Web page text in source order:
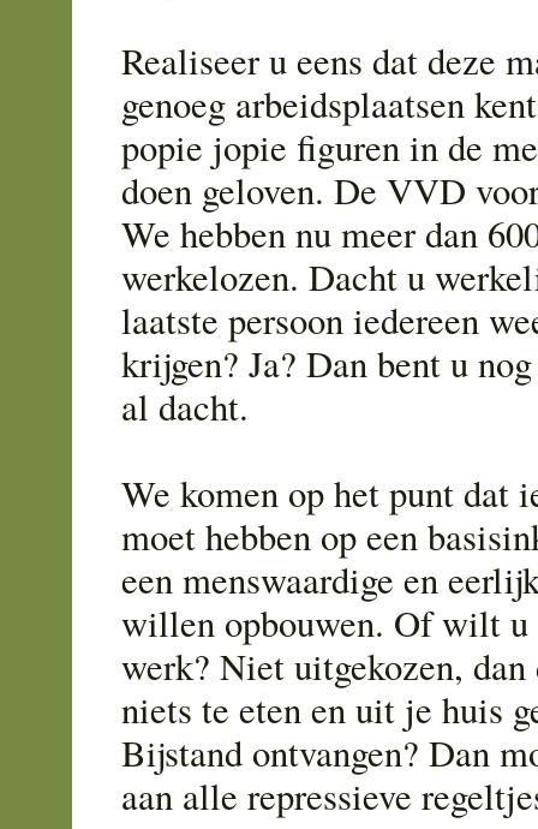
Realiseer u eens dat deze
genoeg arbeidsplaatsen
popie jopie figuren in de
doen geloven. De VVD
We hebben nu meer dan
werkelozen. Dacht u
laatste persoon iedereen
krijgen? Ja? Dan bent u
al dacht.
We komen op het punt dat
moet hebben op een
een menswaardige en
willen opbouwen. Of wilt
werk? Niet uitgekozen, dan
niets te eten en uit je huis
Bijstand ontvangen? Dan
aan alle repressieve